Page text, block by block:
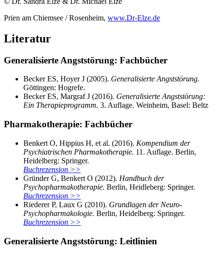
Prien am Chiemsee / Rosenheim, www.Dr-Elze.de
Literatur
Generalisierte Angststörung: Fachbücher
Becker ES, Hoyer J (2005). Generalisierte Angststörung.
Göttingen: Hogrefe.
Becker ES, Margraf J (2016). Generalisierte Angststörung:
Ein Therapieprogramm. 3. Auflage. Weinheim, Basel: Beltz
Pharmakotherapie: Fachbücher
Benkert O, Hippius H, et al. (2016). Kompendium der
Psychiatrischen Pharmakotherapie. 11. Auflage. Berlin,
Heidelberg: Springer.
Buchrezension >>
Gründer G, Benkert O (2012). Handbuch der
Psychopharmakotherapie. Berlin, Heidleberg: Springer.
Buchrezension >>
Riederer P, Laux G (2010). Grundlagen der Neuro-
Psychopharmakologie. Berlin, Heidelberg: Springer.
Buchrezension >>
Generalisierte Angststörung: Leitlinien